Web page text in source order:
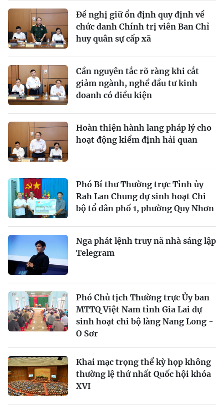
Đề nghị giữ ổn định quy định về
chức danh Chính trị viên Ban Chỉ
huy quân sự cấp xã
Cần nguyên tắc rõ ràng khi cắt
giảm ngành, nghề đầu tư kinh
doanh có điều kiện
Hoàn thiện hành lang pháp lý cho
hoạt động kiểm định hải quan
Phó Bí thư Thường trực Tỉnh ủy
Rah Lan Chung dự sinh hoạt Chi
bộ tổ dân phố 1, phường Quy Nhơn
Nga phát lệnh truy nã nhà sáng lập
Telegram
Phó Chủ tịch Thường trực Ủy ban
MTTQ Việt Nam tỉnh Gia Lai dự
sinh hoạt chi bộ làng Nang Long -
O Sơr
Khai mạc trọng thể kỳ họp không
thường lệ thứ nhất Quốc hội khóa
XVI